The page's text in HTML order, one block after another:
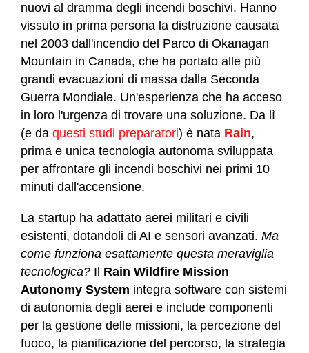
nuovi al dramma degli incendi boschivi. Hanno
vissuto in prima persona la distruzione causata
nel 2003 dall'incendio del Parco di Okanagan
Mountain in Canada, che ha portato alle più
grandi evacuazioni di massa dalla Seconda
Guerra Mondiale. Un'esperienza che ha acceso
in loro l'urgenza di trovare una soluzione. Da lì
(e da questi studi preparatori) è nata Rain,
prima e unica tecnologia autonoma sviluppata
per affrontare gli incendi boschivi nei primi 10
minuti dall'accensione.
La startup ha adattato aerei militari e civili
esistenti, dotandoli di AI e sensori avanzati. Ma
come funziona esattamente questa meraviglia
tecnologica? Il Rain Wildfire Mission
Autonomy System integra software con sistemi
di autonomia degli aerei e include componenti
per la gestione delle missioni, la percezione del
fuoco, la pianificazione del percorso, la strategia